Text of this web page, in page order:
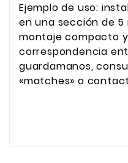
Ejemplo de uso:
en una sección de
montaje compacto
correspondencia
guardamanos,
«matches» o